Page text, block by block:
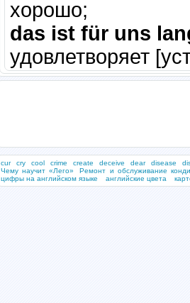
хорошо;
das ist für uns
удовлетворяет
cur cry cool crime create deceive dear disease
Чему научит «Лего»
Ремонт и обслуживание
цифры на английском языке
английские цвета